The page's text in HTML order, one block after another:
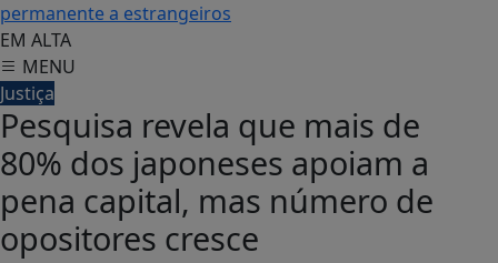
permanente a estrangeiros
EM ALTA
MENU
Justiça
Pesquisa revela que mais de
80% dos japoneses apoiam a
pena capital, mas número de
opositores cresce